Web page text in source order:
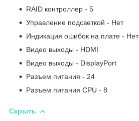
RAID контроллер - 5
Управление подсветкой - Нет
Индикация ошибок на плате - Нет
Видео выходы - HDMI
Видео выходы - DisplayPort
Разъем питания - 24
Разъем питания CPU - 8
Скрыть